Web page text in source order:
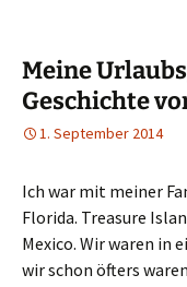
Meine
Geschichte
1. September 2014
Ich war mit meiner
Florida. Treasure
Mexico. Wir waren in
wir schon öfters